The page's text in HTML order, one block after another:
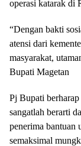
operasi katarak di
“Dengan bakti
atensi dari
masyarakat,
Bupati Magetan
Pj Bupati
sangatlah berarti
penerima bantuan
semaksimal